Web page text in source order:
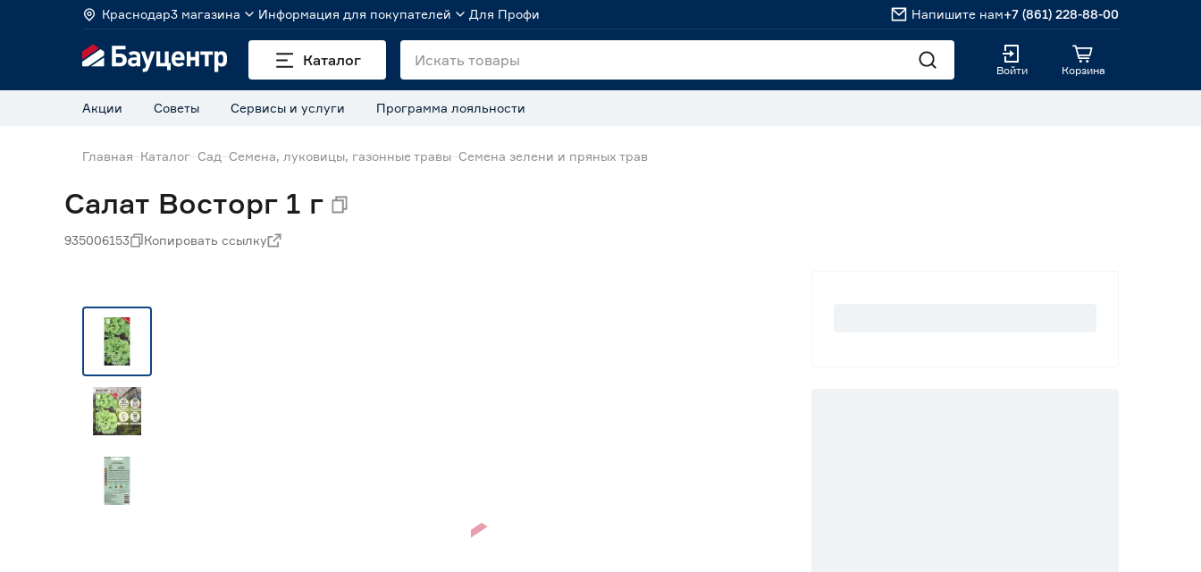
Краснодар3 магазина Информация для покупателей Для Профи Напишите нам+7 (861) 228-88-00
Каталог
Войти Корзина
Акции Советы Сервисы и услуги Программа лояльности
Главная Каталог Сад Семена, луковицы, газонные травы Семена зелени и пряных трав
Салат Восторг 1 г
935006153 Копировать ссылку